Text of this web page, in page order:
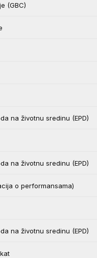
(GBC)
na životnu sredinu (EPD)
na životnu sredinu (EPD)
o performansama)
na životnu sredinu (EPD)